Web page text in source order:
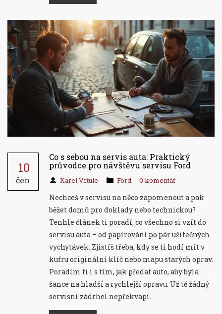
10
čen
Co s sebou na servis auta: Praktický
průvodce pro návštěvu servisu Ford
Karel Vrtule Ford 0 komentář
Nechceš v servisu na něco zapomenout a pak
běžet domů pro doklady nebo technickou?
Tenhle článek ti poradí, co všechno si vzít do
servisu auta – od papírování po pár užitečných
vychytávek. Zjistíš třeba, kdy se ti hodí mít v
kufru originální klíč nebo mapu starých oprav.
Poradím ti i s tím, jak předat auto, aby byla
šance na hladší a rychlejší opravu. Už tě žádný
servisní zádrhel nepřekvapí.